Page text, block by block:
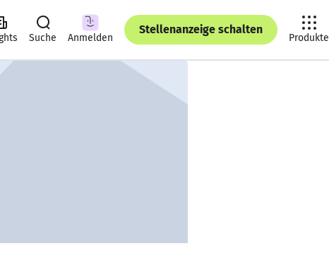
Suche Anmelden
Stellenanzeige schalten
Produkte